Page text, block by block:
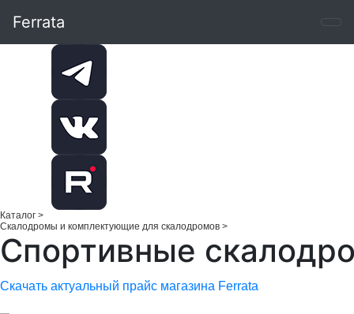
Ferrata
Каталог >
Скалодромы и комплектующие для скалодромов >
Спортивные
Скачать актуальный прайс магазина Ferrata